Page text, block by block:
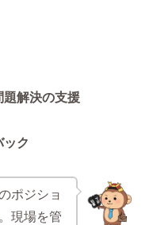
題解決の支援
ック
ポジショ
現場を管